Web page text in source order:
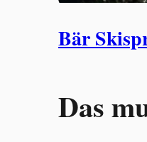
Bär
Das